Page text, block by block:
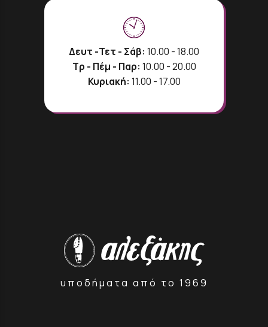
Δευτ -Τετ - Σάβ: 10.00 - 18.00
Τρ - Πέμ - Παρ: 10.00 - 20.00
Κυριακή: 11.00 - 17.00
υποδήματα από το 1969